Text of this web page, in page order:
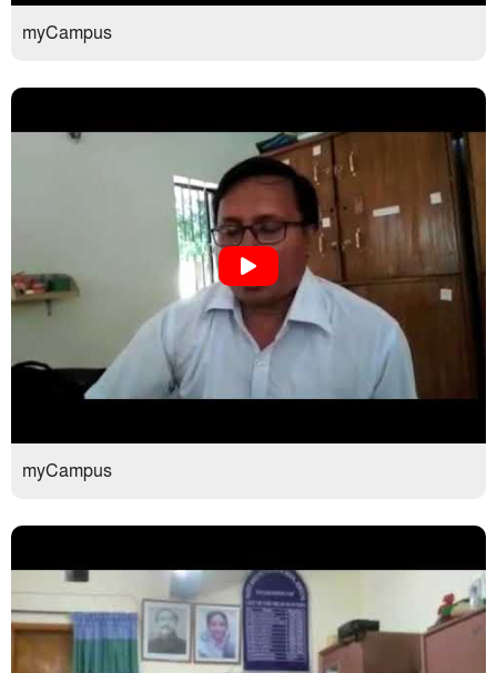
myCampus
myCampus